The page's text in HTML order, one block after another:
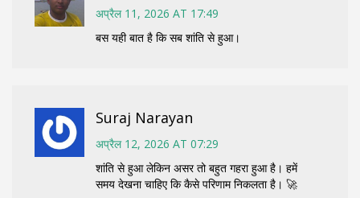
अप्रैल 11, 2026 AT 17:49
बस यही बात है कि सब शांति से हुआ।
Suraj Narayan
अप्रैल 12, 2026 AT 07:29
शांति से हुआ लेकिन असर तो बहुत गहरा हुआ है। हमें
समय देखना चाहिए कि कैसे परिणाम निकलता है। 🚀